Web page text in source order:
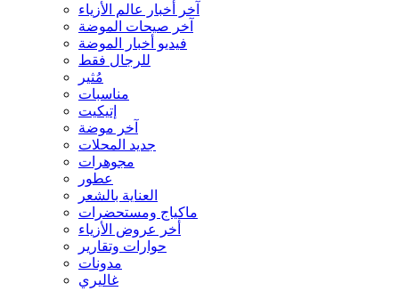
آخر أخبار عالم الأزياء
آخر صيحات الموضة
فيديو أخبار الموضة
للرجال فقط
مُثير
مناسبات
إتيكيت
آخر موضة
جديد المحلات
مجوهرات
عطور
العناية بالشعر
ماكياج ومستحضرات
أخر عروض الأزياء
حوارات وتقارير
مدونات
غاليري